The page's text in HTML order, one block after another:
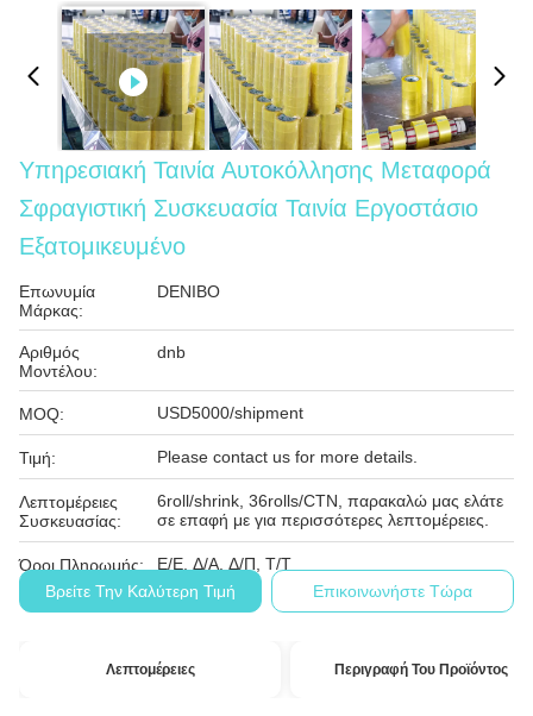
Υπηρεσιακή Ταινία Αυτοκόλλησης Μεταφορά
Σφραγιστική Συσκευασία Ταινία Εργοστάσιο
Εξατομικευμένο
Επωνυμία
Μάρκας:
DENIBO
Αριθμός
Μοντέλου:
dnb
MOQ: USD5000/shipment
Τιμή: Please contact us for more details.
Λεπτομέρειες
Συσκευασίας:
6roll/shrink, 36rolls/CTN, παρακαλώ μας ελάτε
σε επαφή με για περισσότερες λεπτομέρειες.
Όροι Πληρωμής:
Ε/Ε, Δ/Α, Δ/Π, Τ/Τ
Βρείτε Την Καλύτερη Τιμή
Επικοινωνήστε Τώρα
Λεπτομέρειες Περιγραφή Του Προϊόντος